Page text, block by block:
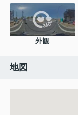
外観
地図